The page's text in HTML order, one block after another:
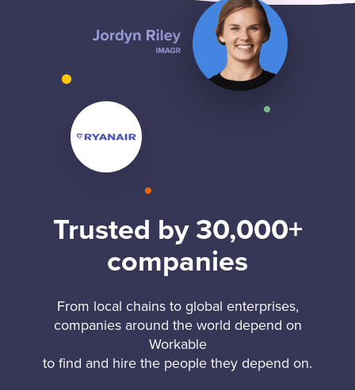
Trusted by 30,000+
companies
From local chains to global enterprises,
companies around the world depend on
Workable
to find and hire the people they depend on.